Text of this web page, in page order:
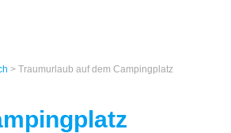
> Traumurlaub auf dem Campingplatz